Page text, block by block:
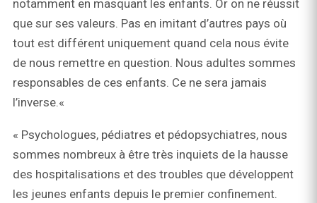
notamment en masquant les enfants. Or on ne réussit
que sur ses valeurs. Pas en imitant d’autres pays où
tout est différent uniquement quand cela nous évite
de nous remettre en question. Nous adultes sommes
responsables de ces enfants. Ce ne sera jamais
l’inverse.«
« Psychologues, pédiatres et pédopsychiatres, nous
sommes nombreux à être très inquiets de la hausse
des hospitalisations et des troubles que développent
les jeunes enfants depuis le premier confinement.